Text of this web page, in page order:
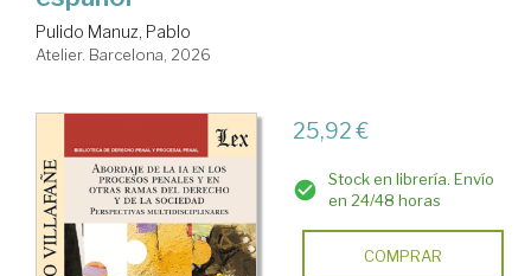
Pulido Manuz, Pablo
Atelier. Barcelona, 2026
25,92 €
Stock en librería. Envío
en 24/48 horas
COMPRAR